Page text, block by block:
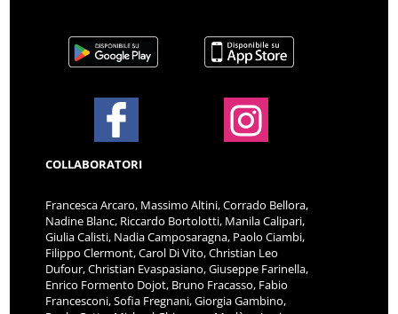
COLLABORATORI
Francesca Arcaro, Massimo Altini, Corrado Bellora,
Nadine Blanc, Riccardo Bortolotti, Manila Calipari,
Giulia Calisti, Nadia Camposaragna, Paolo Ciambi,
Filippo Clermont, Carol Di Vito, Christian Leo
Dufour, Christian Evaspasiano, Giuseppe Farinella,
Enrico Formento Dojot, Bruno Fracasso, Fabio
Francesconi, Sofia Fregnani, Giorgia Gambino,